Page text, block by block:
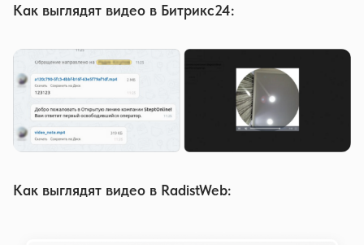
Как выглядят видео в Битрикс24:
Как выглядят видео в RadistWeb: